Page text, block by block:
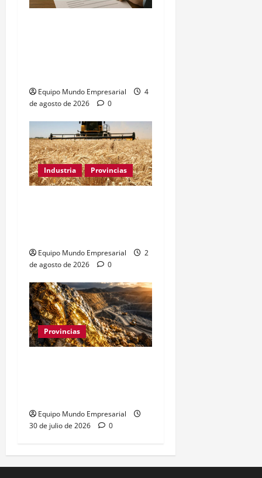
Equipo Mundo Empresarial
4
de agosto de 2026
0
Industria Provincias
Equipo Mundo Empresarial
2
de agosto de 2026
0
Provincias
Equipo Mundo Empresarial
30 de julio de 2026
0